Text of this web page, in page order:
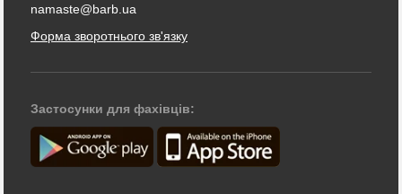
namaste@barb.ua
Форма зворотнього зв'язку
Застосунки для фахівців: